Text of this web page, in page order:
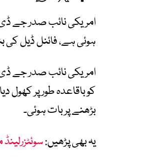
امریکی نائب صدر جے
ہوئی ہے، فائنل ڈیل
امریکی نائب صدر جے ڈی
کو باقاعدہ طور پر
بڑھنے پر بات ہوئی۔
یہ بھی پڑھیں: